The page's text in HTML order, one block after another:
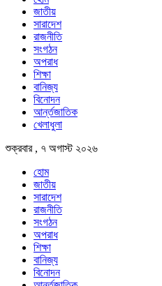
জাতীয়
সারাদেশ
রাজনীতি
সংগঠন
অপরাধ
শিক্ষা
বানিজ্য
বিনোদন
আর্ন্তজাতিক
খেলাধুলা
শুক্রবার , ৭ অগাস্ট ২০২৬
হোম
জাতীয়
সারাদেশ
রাজনীতি
সংগঠন
অপরাধ
শিক্ষা
বানিজ্য
বিনোদন